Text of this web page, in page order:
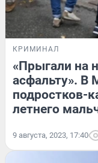
КРИМИНАЛ
«Прыгали на
асфальту». В
подростков-
летнего
9 августа, 2023, 17:40